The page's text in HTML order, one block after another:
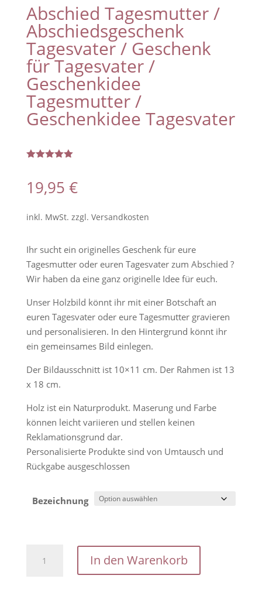
Abschied Tagesmutter /
Abschiedsgeschenk
Tagesvater / Geschenk
für Tagesvater /
Geschenkidee
Tagesmutter /
Geschenkidee Tagesvater
von 5,
basierend
ertung
19,95 €
inkl. MwSt. zzgl. Versandkosten
Ihr sucht ein originelles Geschenk für eure
Tagesmutter oder euren Tagesvater zum Abschied ?
Wir haben da eine ganz originelle Idee für euch.
Unser Holzbild könnt ihr mit einer Botschaft an
euren Tagesvater oder eure Tagesmutter gravieren
und personalisieren. In den Hintergrund könnt ihr
ein gemeinsames Bild einlegen.
Der Bildausschnitt ist 10×11 cm. Der Rahmen ist 13
x 18 cm.
Holz ist ein Naturprodukt. Maserung und Farbe
können leicht variieren und stellen keinen
Reklamationsgrund dar.
Personalisierte Produkte sind von Umtausch und
Rückgabe ausgeschlossen
Bezeichnung
Tagesmutter
In den Warenkorb